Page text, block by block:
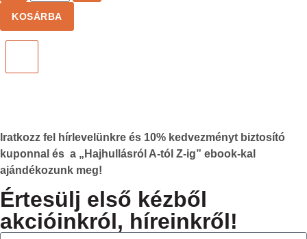
KOSÁRBA
Iratkozz fel hírlevelünkre és 10% kedvezményt biztosító
kuponnal és a „Hajhullásról A-tól Z-ig” ebook-kal
ajándékozunk meg!
Értesülj első kézből
akcióinkról, híreinkről!